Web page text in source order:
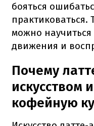
бояться
практиковаться.
можно
движения и
Почему
искусством
кофейную